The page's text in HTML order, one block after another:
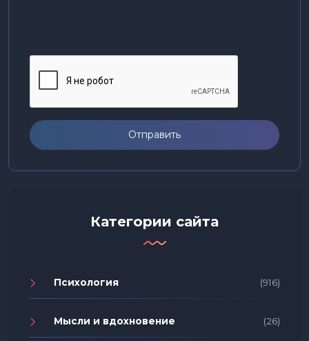
Отправить
Категории сайта
Психология (916)
Мысли и вдохновение (26)